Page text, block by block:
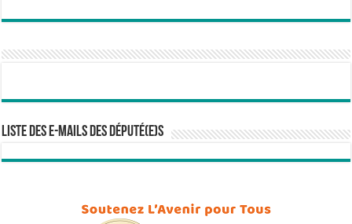
Liste des e-mails des député(e)s